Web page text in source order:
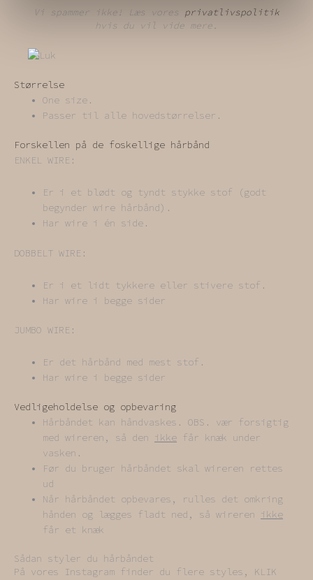
Vi spammer ikke! Læs vores privatlivspolitik
hvis du vil vide mere.
Størrelse
One size.
Passer til alle hovedstørrelser.
Forskellen på de foskellige hårbånd
ENKEL WIRE:
Er i et blødt og tyndt stykke stof (godt
begynder wire hårbånd).
Har wire i én side.
DOBBELT WIRE:
Er i et lidt tykkere eller stivere stof.
Har wire i begge sider
JUMBO WIRE:
Er det hårbånd med mest stof.
Har wire i begge sider
Vedligeholdelse og opbevaring
Hårbåndet kan håndvaskes. OBS. vær forsigtig
med wireren, så den ikke får knæk under
vasken.
Før du bruger hårbåndet skal wireren rettes
ud
Når hårbåndet opbevares, rulles det omkring
hånden og lægges fladt ned, så wireren ikke
får et knæk
Sådan styler du hårbåndet
På vores Instagram finder du flere styles, KLIK